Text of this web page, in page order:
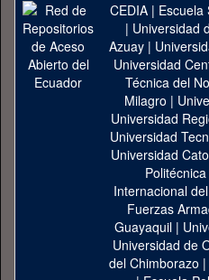
CEDIA| Escuela
| Universidad
Azuay|
Universidad
Técnica del
Milagro |
Universidad
Universidad
Universidad
Internacional
Fuerzas
Guayaquil|
Universidad de
del Chimborazo |